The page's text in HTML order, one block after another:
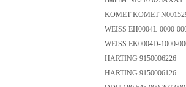
KOMET KOMET
WEISS EH0004L-0000-
WEISS EK0004D-1000-
HARTING 9150006226
HARTING 9150006126